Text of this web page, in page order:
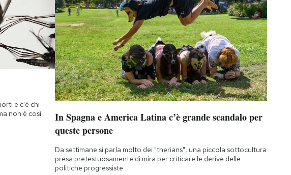
e c'è chi
non è così
In Spagna e America Latina c’è grande scandalo per
queste persone
Da settimane si parla molto dei "therians", una piccola sottocultura
presa pretestuosamente di mira per criticare le derive delle
politiche progressiste